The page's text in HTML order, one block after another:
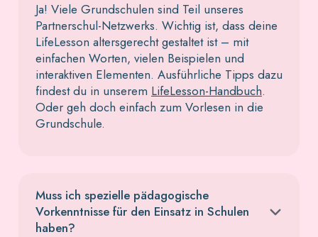
Ja! Viele Grundschulen sind Teil unseres
Partnerschul-Netzwerks. Wichtig ist, dass deine
LifeLesson altersgerecht gestaltet ist – mit
einfachen Worten, vielen Beispielen und
interaktiven Elementen. Ausführliche Tipps dazu
findest du in unserem LifeLesson-Handbuch.
Oder geh doch einfach zum Vorlesen in die
Grundschule.
Muss ich spezielle pädagogische
Vorkenntnisse für den Einsatz in Schulen
haben?